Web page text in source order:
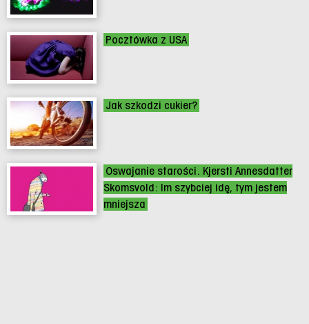
Pocztówka z USA
Jak szkodzi cukier?
Oswajanie starości. Kjersti Annesdatter
Skomsvold: Im szybciej idę, tym jestem
mniejsza